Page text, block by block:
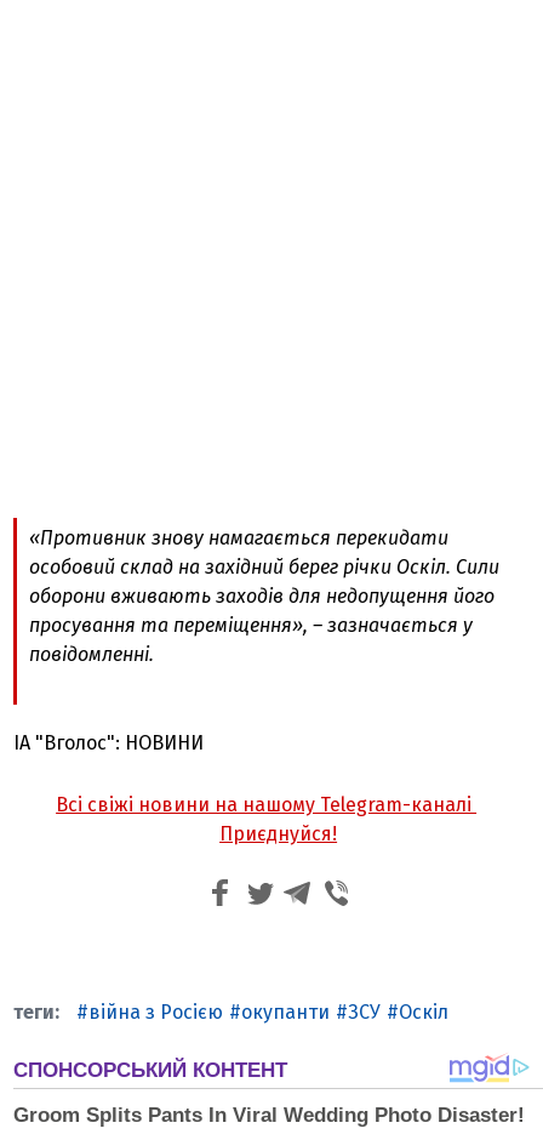
«Противник знову намагається перекидати
особовий склад на західний берег річки Оскіл. Сили
оборони вживають заходів для недопущення його
просування та переміщення», – зазначається у
повідомленні.
ІА "Вголос": НОВИНИ
Всі свіжі новини на нашому Telegram-каналі
Приєднуйся!
війна з Росією окупанти ЗСУ Оскіл